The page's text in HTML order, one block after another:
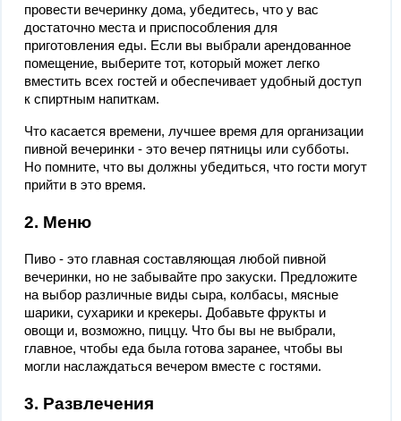
провести вечеринку дома, убедитесь, что у вас
достаточно места и приспособления для
приготовления еды. Если вы выбрали арендованное
помещение, выберите тот, который может легко
вместить всех гостей и обеспечивает удобный доступ
к спиртным напиткам.
Что касается времени, лучшее время для организации
пивной вечеринки - это вечер пятницы или субботы.
Но помните, что вы должны убедиться, что гости могут
прийти в это время.
2. Меню
Пиво - это главная составляющая любой пивной
вечеринки, но не забывайте про закуски. Предложите
на выбор различные виды сыра, колбасы, мясные
шарики, сухарики и крекеры. Добавьте фрукты и
овощи и, возможно, пиццу. Что бы вы не выбрали,
главное, чтобы еда была готова заранее, чтобы вы
могли наслаждаться вечером вместе с гостями.
3. Развлечения